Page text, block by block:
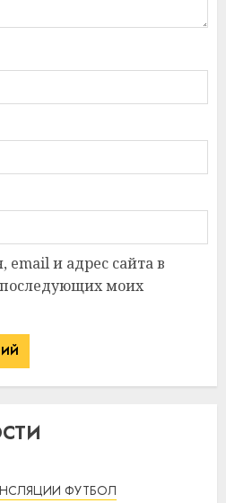
email и адрес сайта в
последующих моих
ФУТБОЛ